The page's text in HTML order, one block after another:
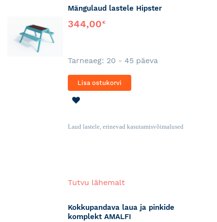
Mängulaud lastele Hipster
344,00€
Tarneaeg: 20 - 45 päeva
Lisa ostukorvi
Laud lastele, erinevad kasutamisvõimalused
Tutvu lähemalt
Kokkupandava laua ja pinkide
komplekt AMALFI